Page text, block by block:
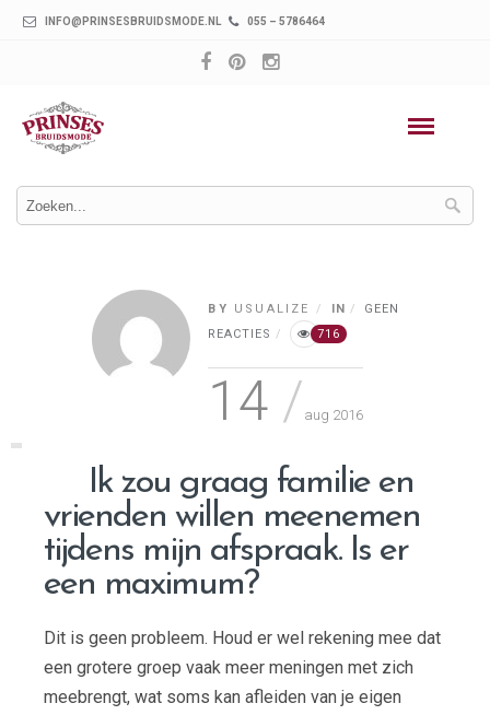
INFO@PRINSESBRUIDSMODE.NL 055 – 5786464
BY USUALIZE IN
GEEN
REACTIES
716
14 aug 2016
Ik zou graag familie en
vrienden willen meenemen
tijdens mijn afspraak. Is er
een maximum?
Dit is geen probleem. Houd er wel rekening mee dat
een grotere groep vaak meer meningen met zich
meebrengt, wat soms kan afleiden van je eigen